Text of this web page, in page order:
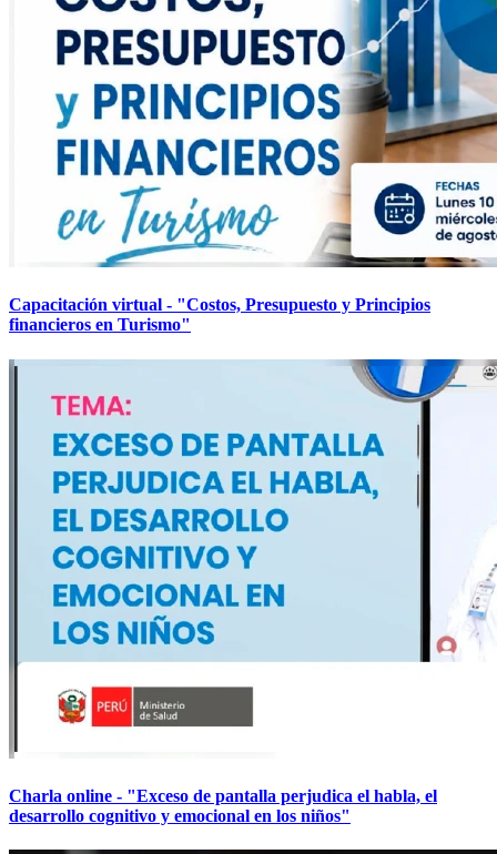
Capacitación virtual - "Costos, Presupuesto y Principios
financieros en Turismo"
Charla online - "Exceso de pantalla perjudica el habla, el
desarrollo cognitivo y emocional en los niños"